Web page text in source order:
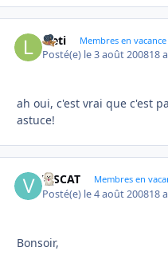
laeti Membres en vacance
Posté(e) le 3 août 200818 a
ah oui, c'est vrai que c'est
astuce!
VISCAT Membres en
Posté(e) le 4 août 200818 a
Bonsoir,